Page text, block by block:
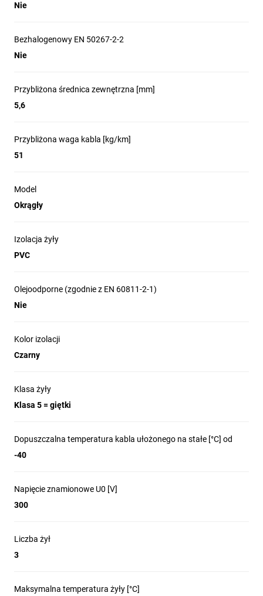
Nie
Bezhalogenowy EN 50267-2-2
Nie
Przybliżona średnica zewnętrzna [mm]
5,6
Przybliżona waga kabla [kg/km]
51
Model
Okrągły
Izolacja żyły
PVC
Olejoodporne (zgodnie z EN 60811-2-1)
Nie
Kolor izolacji
Czarny
Klasa żyły
Klasa 5 = giętki
Dopuszczalna temperatura kabla ułożonego na stałe [°C] od
-40
Napięcie znamionowe U0 [V]
300
Liczba żył
3
Maksymalna temperatura żyły [°C]